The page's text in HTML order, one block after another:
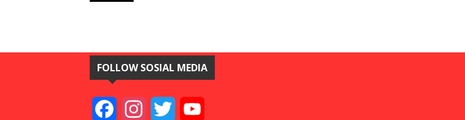
FOLLOW SOSIAL MEDIA
FacebookInstagramTwitter